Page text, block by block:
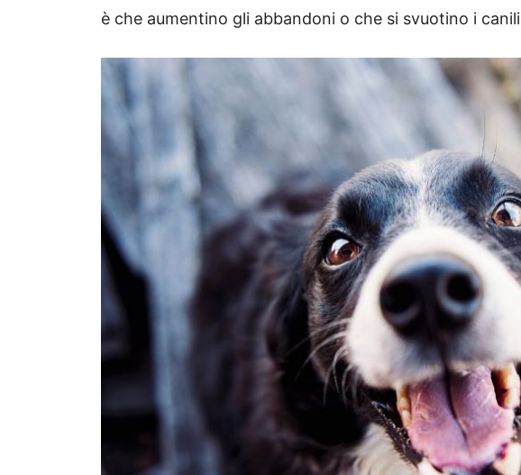
è che aumentino gli abbandoni o che si svuotino i